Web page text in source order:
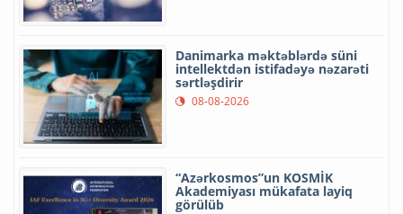
Danimarka məktəblərdə süni
intellektdən istifadəyə nəzarəti
sərtləşdirir
08-08-2026
“Azərkosmos”un KOSMİK
Akademiyası mükafata layiq
görülüb